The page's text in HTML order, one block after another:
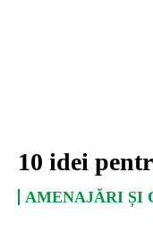
10 idei
AMENAJĂRI ȘI